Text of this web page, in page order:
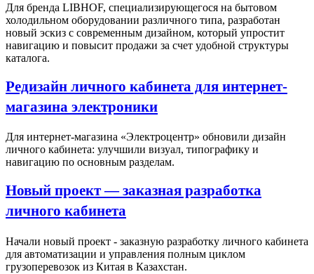
Для бренда LIBHOF, специализирующегося на бытовом
холодильном оборудовании различного типа, разработан
новый эскиз с современным дизайном, который упростит
навигацию и повысит продажи за счет удобной структуры
каталога.
Редизайн личного кабинета для интернет-
магазина электроники
Для интернет-магазина «Электроцентр» обновили дизайн
личного кабинета: улучшили визуал, типографику и
навигацию по основным разделам.
Новый проект — заказная разработка
личного кабинета
Начали новый проект - заказную разработку личного кабинета
для автоматизации и управления полным циклом
грузоперевозок из Китая в Казахстан.